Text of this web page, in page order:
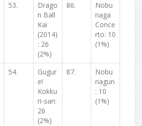
53.
Drago
n Ball
Kai
(2014)
: 26
(2%)
86.
Nobu
naga
Conce
rto: 10
(1%)
54.
Gugur
e!
Kokku
ri-san:
26
(2%)
87.
Nobu
nagun
: 10
(1%)